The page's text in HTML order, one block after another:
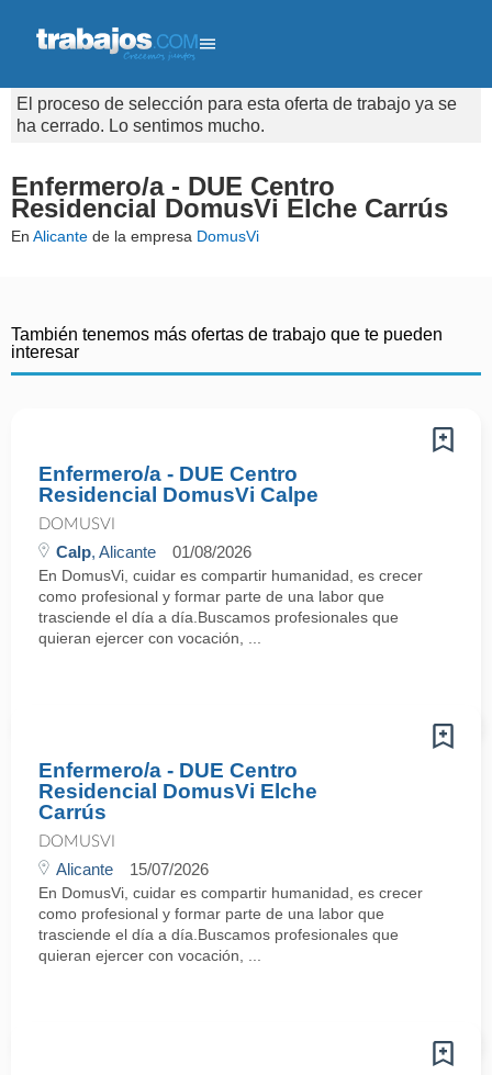
El proceso de selección para esta oferta de trabajo ya se
ha cerrado. Lo sentimos mucho.
Enfermero/a - DUE Centro
Residencial DomusVi Elche Carrús
En Alicante de la empresa DomusVi
También tenemos más ofertas de trabajo que te pueden
interesar
Enfermero/a - DUE Centro
Residencial DomusVi Calpe
DOMUSVI
Calp, Alicante 01/08/2026
En DomusVi, cuidar es compartir humanidad, es crecer
como profesional y formar parte de una labor que
trasciende el día a día.Buscamos profesionales que
quieran ejercer con vocación, ...
Enfermero/a - DUE Centro
Residencial DomusVi Elche
Carrús
DOMUSVI
Alicante 15/07/2026
En DomusVi, cuidar es compartir humanidad, es crecer
como profesional y formar parte de una labor que
trasciende el día a día.Buscamos profesionales que
quieran ejercer con vocación, ...